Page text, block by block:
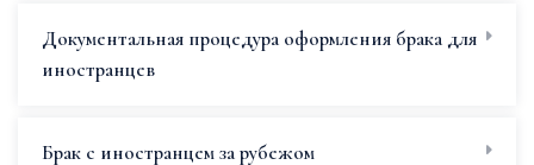
Документальная процедура оформления брака для
иностранцев
Брак с иностранцем за рубежом